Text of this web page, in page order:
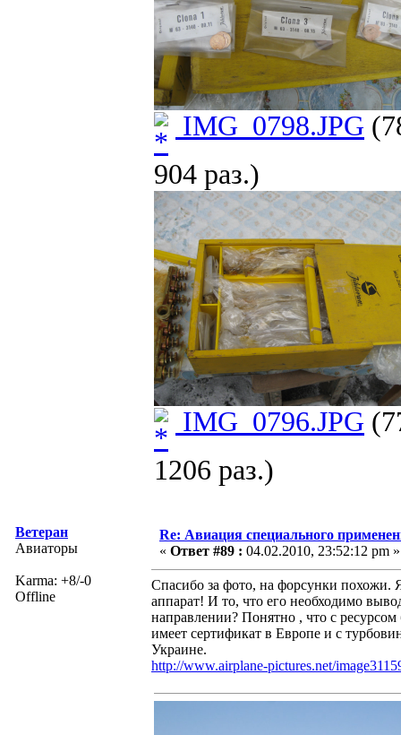
IMG_0798.JPG
904 раз.)
IMG_0796.JPG
1206 раз.)
Ветеран
Авиаторы
Karma: +8/-0
Offline
Re: Авиация специального
« Ответ #89 : 04.02.2010, 23:52:12 pm »
Спасибо за фото, на форсунки похожи.
аппарат! И то, что его необходимо
направлении? Понятно , что с
имеет сертификат в Европе и с
Украине.
http://www.airplane-pictures.net/